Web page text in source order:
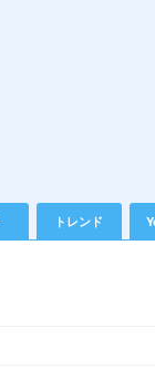
トレンド